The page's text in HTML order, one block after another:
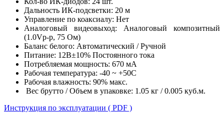
Дальность ИК-подсветки: 20 м
Управление по коаксиалу: Нет
Аналоговый видеовыход: Аналоговый композитный
(1.0Vp-p, 75 Ом)
Баланс белого: Автоматический / Ручной
Питание: 12В±10% Постоянного тока
Потребляемая мощность: 670 мА
Рабочая температура: -40 ~ +50C
Рабочая влажность: 90% макс.
Вес брутто / Объем в упаковке: 1.05 кг / 0.005 куб.м.
Инструкция по эксплуатации ( PDF )